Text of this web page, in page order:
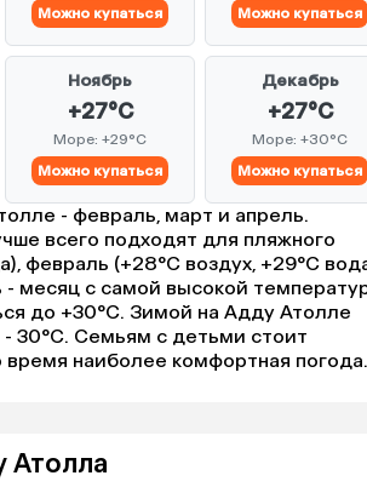
Можно купаться
Можно купаться
Ноябрь
+27°C
Море: +29°C
Можно купаться
Декабрь
+27°C
Море: +30°C
Можно купаться
- февраль, март и апрель.
всего подходят для пляжного
февраль (+28°C воздух, +29°C
- месяц с самой высокой
до +30°C. Зимой на Адду Атолле
30°C. Семьям с детьми стоит
наиболее комфортная погода.
Атолла